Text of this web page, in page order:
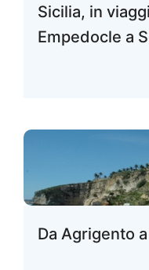
Sicilia, in
Empedocle a
Da Agrigento